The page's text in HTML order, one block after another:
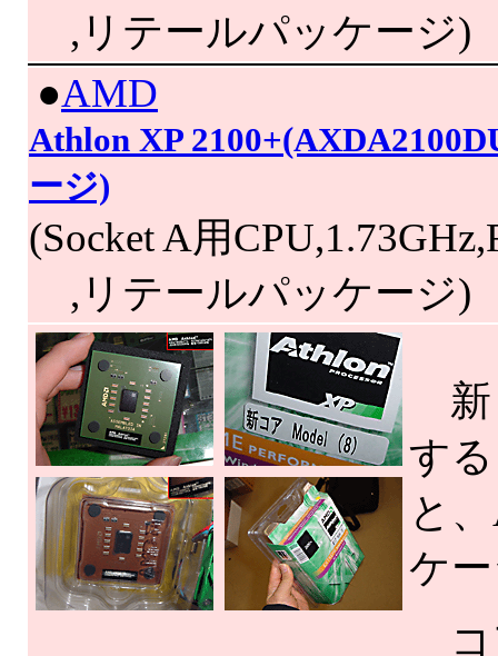
,リテールパッケージ)
●AMD
Athlon XP
ージ)
(Socket A用
,リテールパッケージ)
新
す
と
ケ
コ